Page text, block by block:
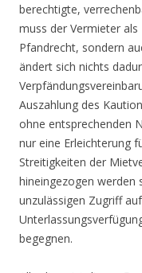
berechtigte,
muss der Vermieter
Pfandrecht, sondern
ändert sich nichts
Auszahlung des
ohne entsprechenden
nur eine Erleichterung
Streitigkeiten der
hineingezogen werden
unzulässigen Zugriff
begegnen.